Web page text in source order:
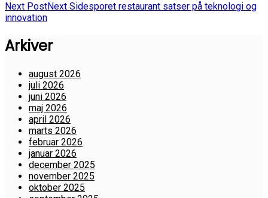
Next PostNext Sidesporet restaurant satser på teknologi og
innovation
Arkiver
august 2026
juli 2026
juni 2026
maj 2026
april 2026
marts 2026
februar 2026
januar 2026
december 2025
november 2025
oktober 2025